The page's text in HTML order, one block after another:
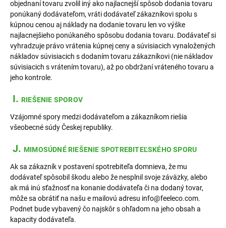
objednaní tovaru zvolil iný ako najlacnejší spôsob dodania tovaru
ponúkaný dodávateľom, vráti dodávateľ zákazníkovi spolu s
kúpnou cenou aj náklady na dodanie tovaru len vo výške
najlacnejšieho ponúkaného spôsobu dodania tovaru. Dodávateľ si
vyhradzuje právo vrátenia kúpnej ceny a súvisiacich vynaložených
nákladov súvisiacich s dodaním tovaru zákazníkovi (nie nákladov
súvisiacich s vrátením tovaru), až po obdržaní vráteného tovaru a
jeho kontrole.
I. RIEŠENIE SPOROV
Vzájomné spory medzi dodávateľom a zákazníkom riešia
všeobecné súdy Českej republiky.
J. MIMOSÚDNÉ RIEŠENIE SPOTREBITEĽSKÉHO SPORU
Ak sa zákazník v postavení spotrebiteľa domnieva, že mu
dodávateľ spôsobil škodu alebo že nesplnil svoje záväzky, alebo
ak má inú sťažnosť na konanie dodávateľa či na dodaný tovar,
môže sa obrátiť na našu e mailovú adresu info@feeleco.com.
Podnet bude vybavený čo najskôr s ohľadom na jeho obsah a
kapacity dodávateľa.